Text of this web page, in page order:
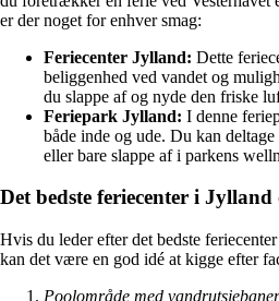
er der noget for enhver smag:
Feriecenter Jylland: Dette
beliggenhed ved vandet og
du slappe af og nyde den friske
Feriepark Jylland: I denne
både inde og ude. Du kan
eller bare slappe af i parkens
Det bedste feriecenter i
Hvis du leder efter det bedste
kan det være en god idé at kigge efter
Poolområde med vandrutsjebaner